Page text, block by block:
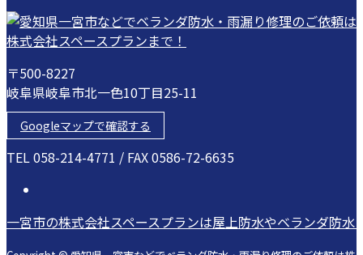
〒500-8227
岐阜県岐阜市北一色10丁目25-11
Googleマップで確認する
TEL 058-214-4771 / FAX 0586-72-6635
一宮市の株式会社スペースプランは屋上防水やベランダ防水